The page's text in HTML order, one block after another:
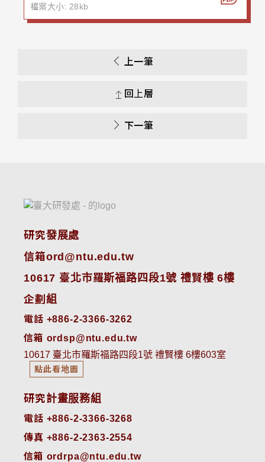
檔案大小: 28kb
上一筆
回上層
下一筆
研究發展處
信箱ord@ntu.edu.tw
10617 臺北市羅斯福路四段1號 禮賢樓 6樓
企劃組
電話 +886-2-3366-3262
信箱 ordsp@ntu.edu.tw
10617 臺北市羅斯福路四段1號 禮賢樓 6樓603室
點此看地圖
研究計畫服務組
電話 +886-2-3366-3268
傳真 +886-2-2363-2554
信箱 ordrpa@ntu.edu.tw